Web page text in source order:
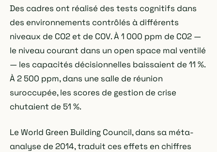
Des cadres ont réalisé des tests cognitifs dans
des environnements contrôlés à différents
niveaux de CO2 et de COV. À 1 000 ppm de CO2 —
le niveau courant dans un open space mal ventilé
— les capacités décisionnelles baissaient de 11 %.
À 2 500 ppm, dans une salle de réunion
suroccupée, les scores de gestion de crise
chutaient de 51 %.
Le World Green Building Council, dans sa méta-
analyse de 2014, traduit ces effets en chiffres